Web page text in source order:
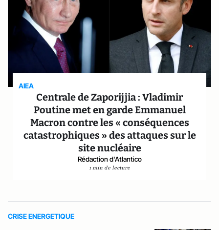
AIEA
Centrale de Zaporijjia : Vladimir
Poutine met en garde Emmanuel
Macron contre les « conséquences
catastrophiques » des attaques sur le
site nucléaire
Rédaction d'Atlantico
1 min de lecture
CRISE ENERGETIQUE